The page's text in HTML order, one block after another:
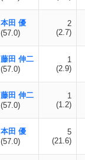
本田 優
(57.0)
2
(2.7)
藤田 伸二
(57.0)
1
(2.9)
藤田 伸二
(57.0)
1
(1.2)
本田 優
(57.0)
5
(21.6)